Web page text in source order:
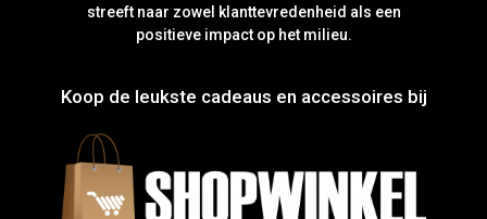
streeft naar zowel klanttevredenheid als een
positieve impact op het milieu.
Koop de leukste cadeaus en accessoires bij